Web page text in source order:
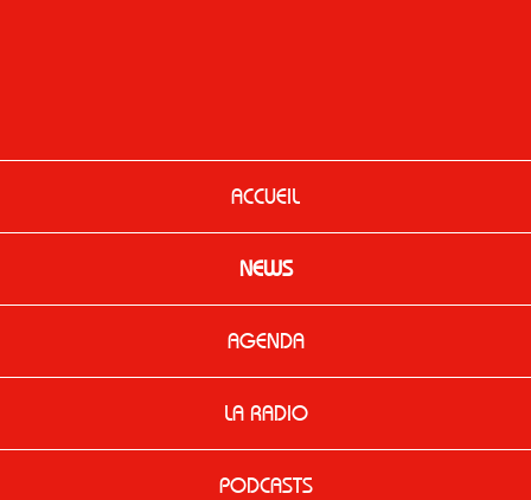
ACCUEIL
NEWS
AGENDA
LA RADIO
PODCASTS